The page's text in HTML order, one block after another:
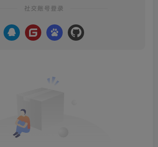
社交账号登录